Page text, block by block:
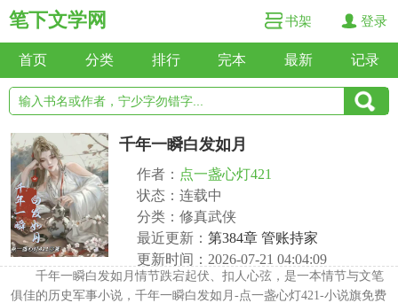
笔下文学网 书架 登录
首页 分类 排行 完本 最新 记录
千年一瞬白发如月
作者： 点一盏心灯421
状态：连载中
分类：修真武侠
最近更新： 第384章 管账持家
更新时间：2026-07-21 04:04:09
千年一瞬白发如月情节跌宕起伏、扣人心弦，是一本情节与文笔
俱佳的历史军事小说，千年一瞬白发如月-点一盏心灯421-小说旗免费